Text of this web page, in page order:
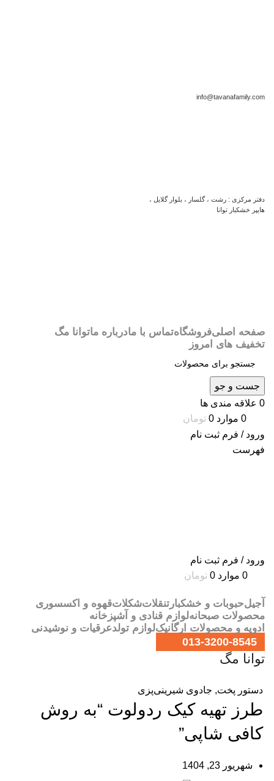
info@tavanafamily.com
دفتر مرکزی : رشت ، گلسار ، بلوار گلایل ،
هایپر خشکبار توانا
صفحه اصلیفروشگاهتماس با مادرباره ماتوانا مگ
تخفیف های امروز
جست و جو
0 علاقه مندی ها
0 موارد 0 تومان
ورود / فرم ثبت نام
فهرست
ورود / فرم ثبت نام
0 موارد 0 تومان
آجیلحبوبات و خشکبار تنقلاتشکلاتقهوه و اکسسوری
محصولات صبحانهلوازم قنادی و آشپزخانه
ادویه و محصولات ارگانیکلوازم تولدعرقیات و نوشیدنی
013-3200-8545
توانا مگ
دستور پخت, جادوی شیرینی‌پزی
طرز تهیه کیک ردولوت “به روش
کافی شاپی”
شهریور 23, 1404